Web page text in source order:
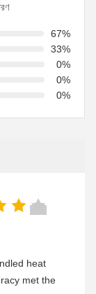
67%
33%
0%
0%
0%
heat
met the